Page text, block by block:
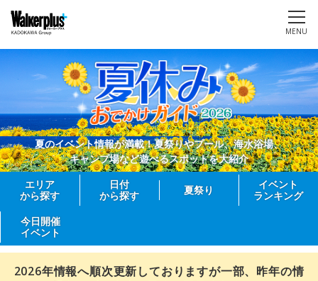
MENU
夏のイベント情報が満載！夏祭りやプール、海水浴場、
キャンプ場など遊べるスポットを大紹介
エリア
から探す
日付
から探す
夏祭り
イベント
ランキング
今日開催
イベント
2026年情報へ順次更新しておりますが一部、昨年の情